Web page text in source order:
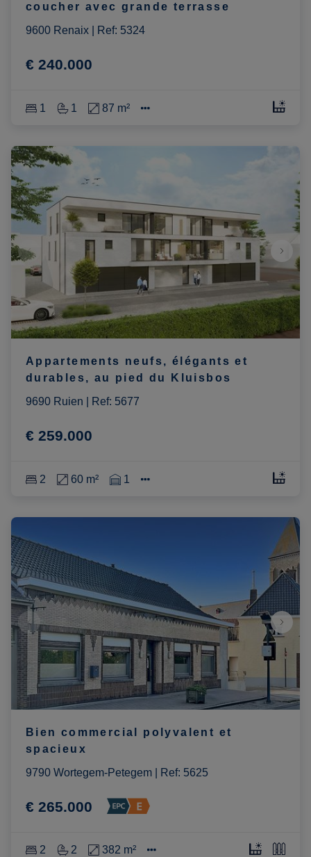
coucher avec grande terrasse
9600 Renaix
Ref: 5324
€ 240.000
1 1 87 m²
Appartements neufs, élégants et
durables, au pied du Kluisbos
9690 Ruien
Ref: 5677
€ 259.000
2 60 m² 1
Bien commercial polyvalent et
spacieux
9790 Wortegem-Petegem
Ref: 5625
€ 265.000
2 2 382 m²